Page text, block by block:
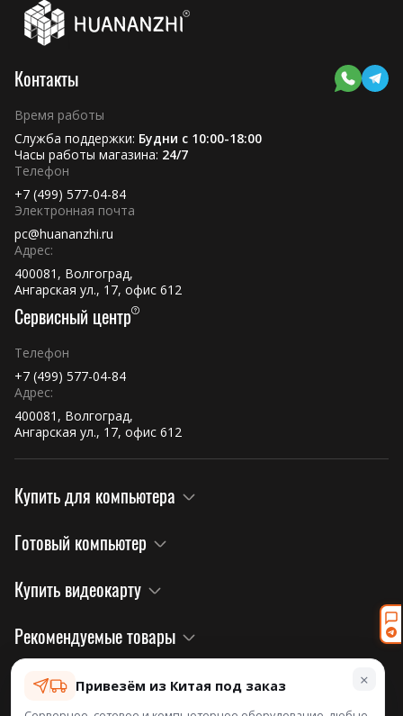
Контакты
Время работы
Служба поддержки: Будни с 10:00-18:00
Часы работы магазина: 24/7
Телефон
+7 (499) 577-04-84
Электронная почта
pc@huananzhi.ru
Адрес:
400081, Волгоград,
Ангарская ул., 17, офис 612
Сервисный центр
Телефон
+7 (499) 577-04-84
Адрес:
400081, Волгоград,
Ангарская ул., 17, офис 612
Купить для компьютера
Готовый компьютер
Купить видеокарту
Рекомендуемые товары
Правовая информация и политика
×
Привезём из Китая под заказ